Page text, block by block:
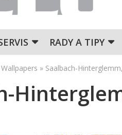
RADY A TIPY
» Saalbach-